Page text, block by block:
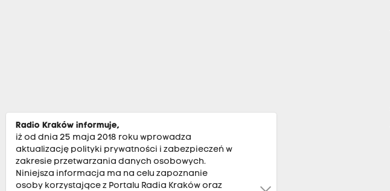
Radio Kraków informuje,
iż od dnia 25 maja 2018 roku wprowadza
aktualizację polityki prywatności i zabezpieczeń w
zakresie przetwarzania danych osobowych.
Niniejsza informacja ma na celu zapoznanie
osoby korzystające z Portalu Radia Kraków oraz